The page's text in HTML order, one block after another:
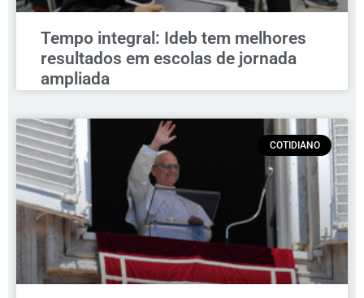
Tempo integral: Ideb tem melhores
resultados em escolas de jornada
ampliada
COTIDIANO